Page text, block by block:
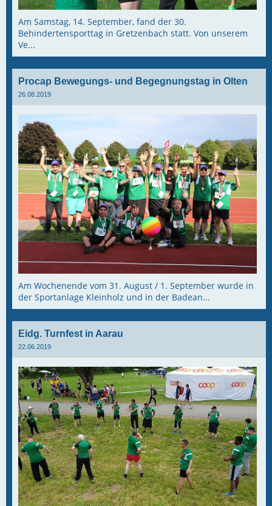
Am Samstag, 14. September, fand der 30.
Behindertensporttag in Gretzenbach statt. Von unserem
Ve...
Procap Bewegungs- und Begegnungstag in Olten
26.08.2019
Am Wochenende vom 31. August / 1. September wurde in
der Sportanlage Kleinholz und in der Badean...
Eidg. Turnfest in Aarau
22.06.2019